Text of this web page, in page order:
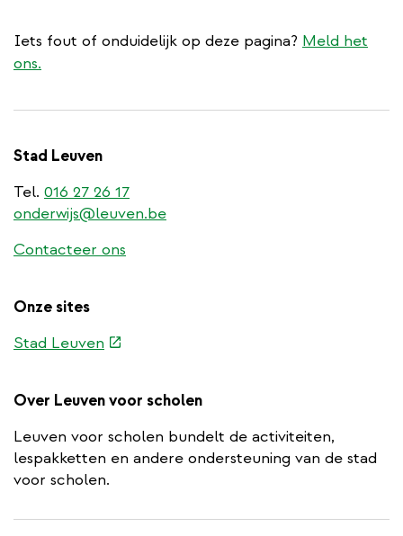
Iets fout of onduidelijk op deze pagina? Meld het
ons.
Stad Leuven
Tel. 016 27 26 17
onderwijs@leuven.be
Contacteer ons
Onze sites
Stad Leuven (externe
Over Leuven voor scholen
Leuven voor scholen bundelt de activiteiten,
lespakketten en andere ondersteuning van de stad
voor scholen.